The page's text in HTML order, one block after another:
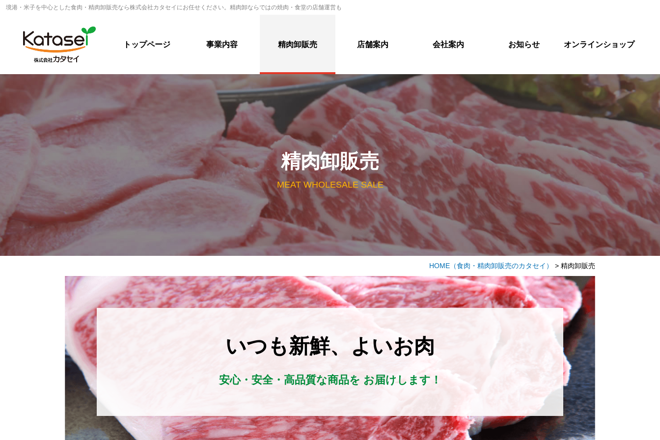
境港・米子を中心とした食肉・精肉卸販売なら株式会社カタセイにお任せください。精肉卸ならではの焼肉・食堂の店舗運営も
トップページ 事業内容 精肉卸販売 店舗案内 会社案内 お知らせ オンラインショップ
精肉卸販売
MEAT WHOLESALE SALE
HOME （食肉・精肉卸販売のカタセイ） > 精肉卸販売
いつも新鮮、よいお肉
安心・安全・高品質な商品を お届けします！